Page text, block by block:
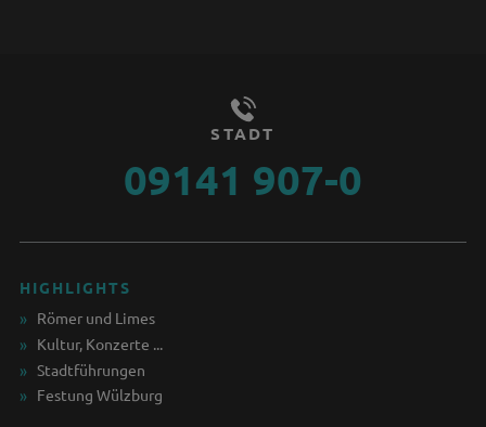
STADT
09141 907-0
HIGHLIGHTS
Römer und Limes
Kultur, Konzerte ...
Stadtführungen
Festung Wülzburg